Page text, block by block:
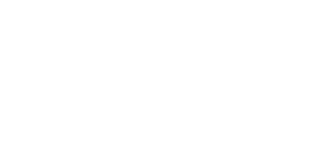
para Animais Domésticos